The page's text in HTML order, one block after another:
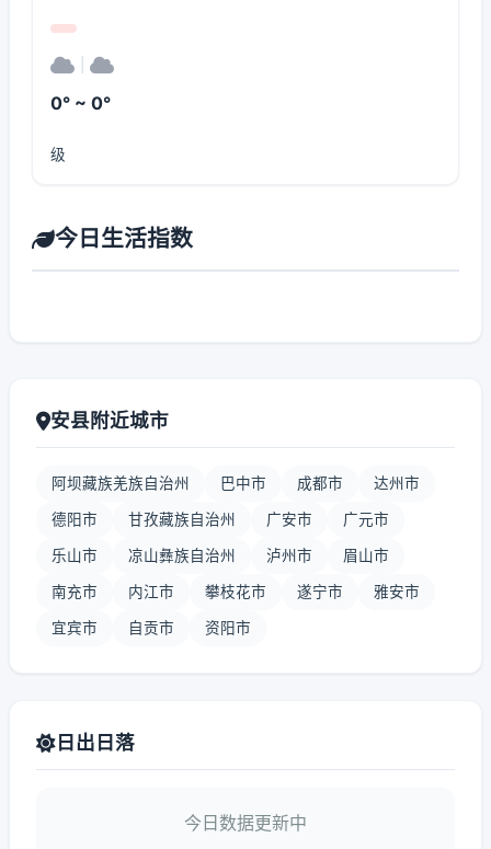
0° ~ 0°
级
今日生活指数
安县附近城市
阿坝藏族羌族自治州 巴中市 成都市 达州市
德阳市 甘孜藏族自治州 广安市 广元市
乐山市 凉山彝族自治州 泸州市 眉山市
南充市 内江市 攀枝花市 遂宁市 雅安市
宜宾市 自贡市 资阳市
日出日落
今日数据更新中